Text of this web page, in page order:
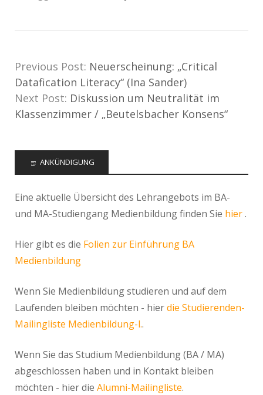
Previous Post: Neuerscheinung: „Critical
Datafication Literacy“ (Ina Sander)
Next Post: Diskussion um Neutralität im
Klassenzimmer / „Beutelsbacher Konsens“
ANKÜNDIGUNG
Eine aktuelle Übersicht des Lehrangebots im BA-
und MA-Studiengang Medienbildung finden Sie hier.
Hier gibt es die Folien zur Einführung BA
Medienbildung
Wenn Sie Medienbildung studieren und auf dem
Laufenden bleiben möchten - hierdie Studierenden-
Mailingliste Medienbildung-l..
Wenn Sie das Studium Medienbildung (BA / MA)
abgeschlossen haben und in Kontakt bleiben
möchten - hier die Alumni-Mailingliste.